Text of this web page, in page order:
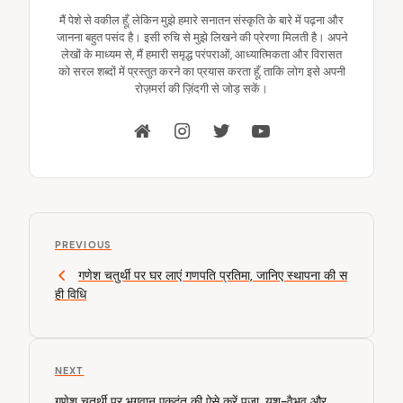
मैं पेशे से वकील हूँ, लेकिन मुझे हमारे सनातन संस्कृति के बारे में पढ़ना और
जानना बहुत पसंद है। इसी रुचि से मुझे लिखने की प्रेरणा मिलती है। अपने
लेखों के माध्यम से, मैं हमारी समृद्ध परंपराओं, आध्यात्मिकता और विरासत
को सरल शब्दों में प्रस्तुत करने का प्रयास करता हूँ, ताकि लोग इसे अपनी
रोज़मर्रा की ज़िंदगी से जोड़ सकें।
P
n
P
e
v
o
s
P
PREVIOUS
गणेश चतुर्थी पर घर लाएं गणपति प्रतिमा, जानिए स्थापना की स
ही विधि
N
NEXT